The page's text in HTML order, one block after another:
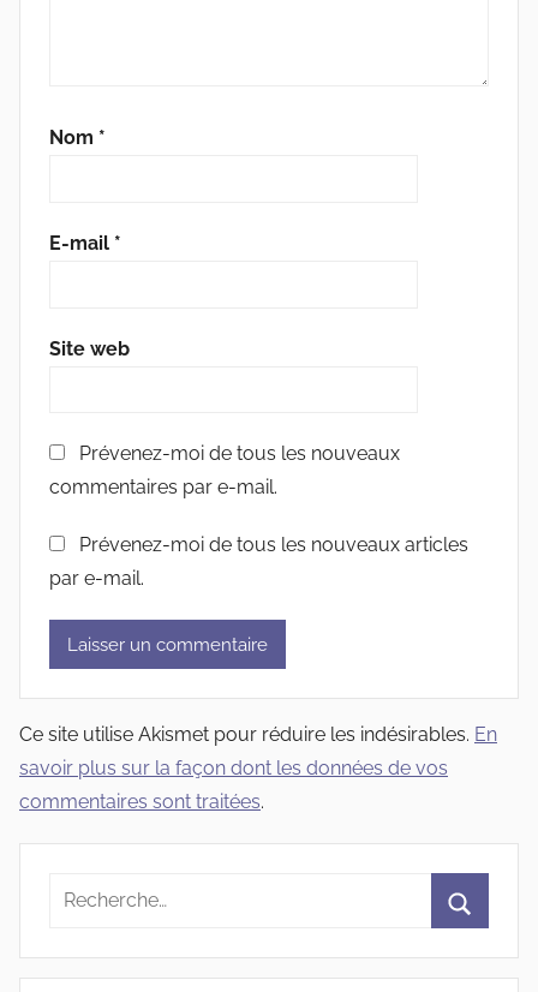
Nom *
E-mail *
Site web
Prévenez-moi de tous les nouveaux
commentaires par e-mail.
Prévenez-moi de tous les nouveaux articles
par e-mail.
Ce site utilise Akismet pour réduire les indésirables. En
savoir plus sur la façon dont les données de vos
commentaires sont traitées.
Recherche
: